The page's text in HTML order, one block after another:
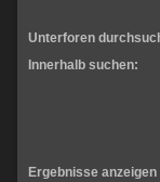
Unterforen
Innerhalb suchen:
Ergebnisse anzeigen